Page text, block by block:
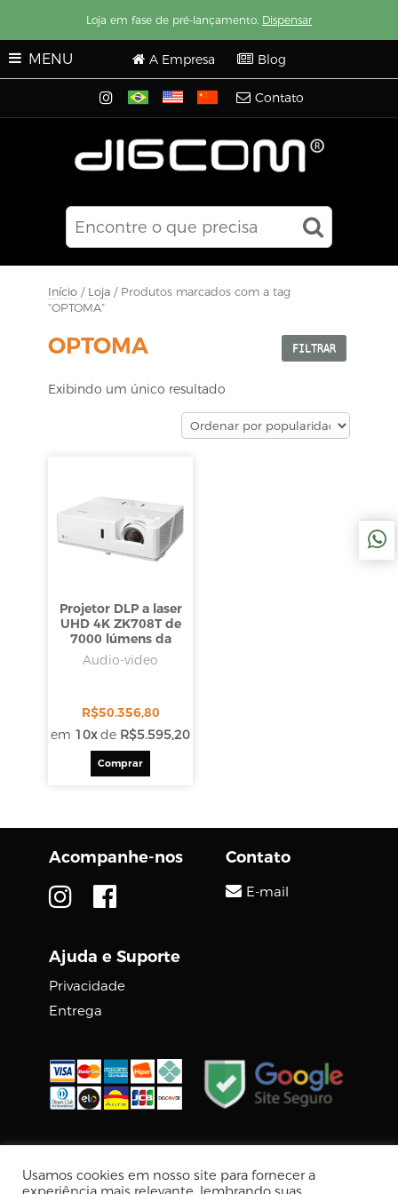
Loja em fase de pré-lançamento. Dispensar
MENU A Empresa Blog
Contato
Início / Loja / Produtos marcados com a tag
“OPTOMA”
OPTOMA FILTRAR
Exibindo um único resultado
Projetor DLP a laser
UHD 4K ZK708T de
7000 lúmens da
Optoma Technology
Audio-video
R$50.356,80
em 10xde R$5.595,20
Comprar
Acompanhe-nos
Ajuda e Suporte
Privacidade
Entrega
Contato
E-mail
Tecnologia Virtuaria
Usamos cookies em nosso site para fornecer a